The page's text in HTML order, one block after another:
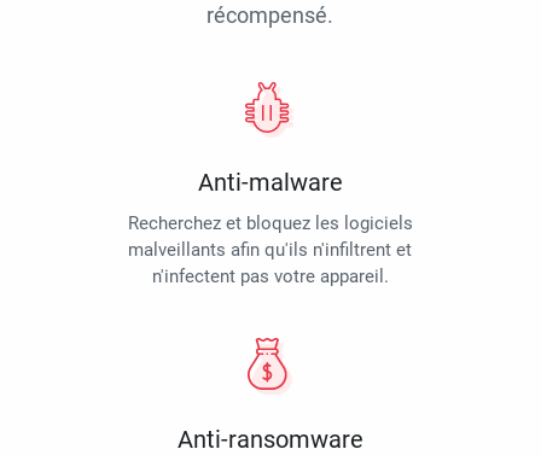
récompensé.
Anti-malware
Recherchez et bloquez les logiciels
malveillants afin qu'ils n'infiltrent et
n'infectent pas votre appareil.
Anti-ransomware